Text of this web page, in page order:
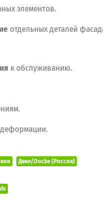
элементов.
отдельныхдеталей
к обслуживанию.
деформации.
Деке/Docke (Россия)